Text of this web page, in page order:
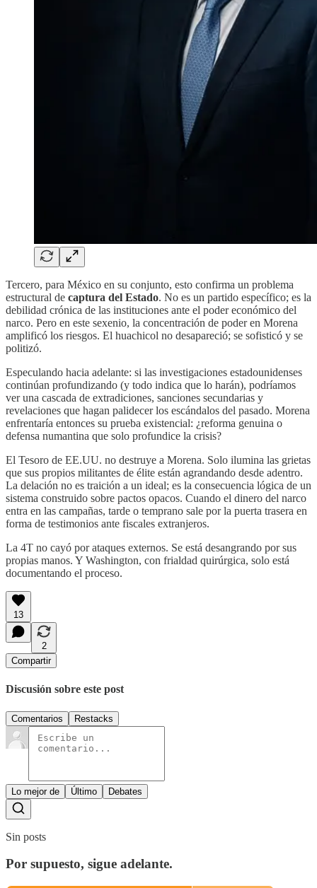
Tercero, para México en su conjunto, esto confirma un problema
estructural de captura del Estado. No es un partido específico; es la
debilidad crónica de las instituciones ante el poder económico del
narco. Pero en este sexenio, la concentración de poder en Morena
amplificó los riesgos. El huachicol no desapareció; se sofisticó y se
politizó.
Especulando hacia adelante: si las investigaciones estadounidenses
continúan profundizando (y todo indica que lo harán), podríamos
ver una cascada de extradiciones, sanciones secundarias y
revelaciones que hagan palidecer los escándalos del pasado. Morena
enfrentaría entonces su prueba existencial: ¿reforma genuina o
defensa numantina que solo profundice la crisis?
El Tesoro de EE.UU. no destruye a Morena. Solo ilumina las grietas
que sus propios militantes de élite están agrandando desde adentro.
La delación no es traición a un ideal; es la consecuencia lógica de un
sistema construido sobre pactos opacos. Cuando el dinero del narco
entra en las campañas, tarde o temprano sale por la puerta trasera en
forma de testimonios ante fiscales extranjeros.
La 4T no cayó por ataques externos. Se está desangrando por sus
propias manos. Y Washington, con frialdad quirúrgica, solo está
documentando el proceso.
13
2
Compartir
Discusión sobre este post
Comentarios Restacks
Lo mejor de Último Debates
Sin posts
Por supuesto, sigue adelante.